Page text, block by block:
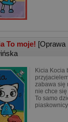
To moje! [Oprawa
Kicia Kocia
zabawa się
nie chce
To samo